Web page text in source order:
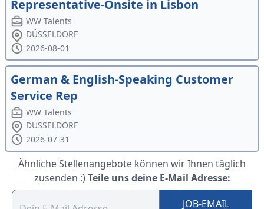
Representative-Onsite in Lisbon
WW Talents
DÜSSELDORF
2026-08-01
German & English-Speaking Customer
Service Rep
WW Talents
DÜSSELDORF
2026-07-31
Ähnliche Stellenangebote können wir Ihnen täglich
zusenden :) Teile uns deine E-Mail Adresse:
JOB-EMAIL